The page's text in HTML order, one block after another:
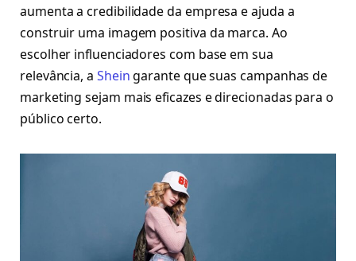
aumenta a credibilidade da empresa e ajuda a
construir uma imagem positiva da marca. Ao
escolher influenciadores com base em sua
relevância, a Sheingarante que suas campanhas de
marketing sejam mais eficazes e direcionadas para o
público certo.